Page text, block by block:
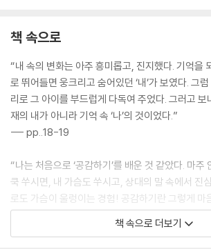
내 말이 그대에게 닿기를
그래, 그럴 수 있지
책 속으로
“내 속의 변화는 아주 흥미롭고, 진지했다. 기억을
로 뛰어들면 웅크리고 숨어있던 ‘내’가 보였다. 그
리로 그 아이를 부드럽게 다독여 주었다. 그러고 보
재의 내가 아니라 기억 속 ‘나’의 것이었다.”
--- pp..18-19
“나는 처음으로 ‘공감하기’를 배운 것 같았다. 마주
쿡 쑤시면, 내 가슴도 쑤시고, 상대의 말 속에서 진
로도 가슴이 울렁이는 경험! 공감하기란 그렇게 마
것이 아닐까?”
책 속으로 더보기